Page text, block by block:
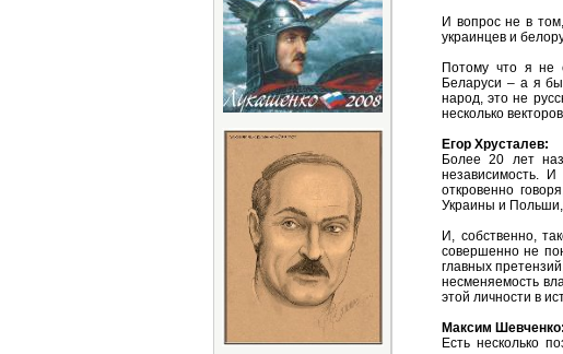
И вопрос не в
украинцев и
Потому что я не
Беларуси – а я
народ, это не
несколько
Егор Хрусталев:
Более 20 лет
независимость.
откровенно
Украины и
И, собственно,
совершенно не
главных
несменяемость
этой личности в
Максим Шевченко:
Есть несколько